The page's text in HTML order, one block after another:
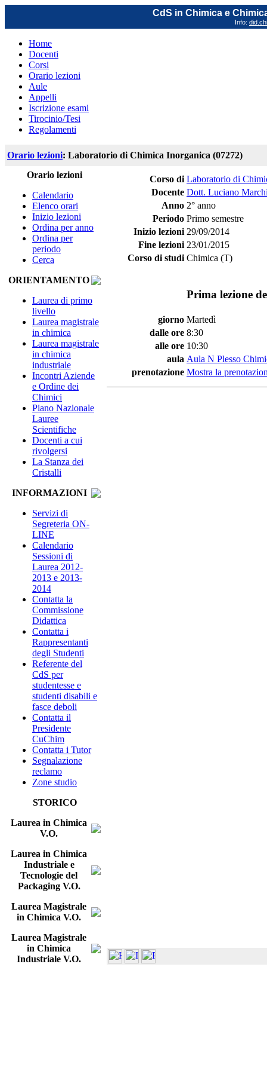
CdS in Chimica e
Info:
Home
Docenti
Corsi
Orario lezioni
Aule
Appelli
Iscrizione esami
Tirocinio/Tesi
Regolamenti
Orario lezioni: Laboratorio di Chimica Inorganica (07272)
Orario lezioni
Calendario
Elenco orari
Inizio lezioni
Ordina per anno
Ordina per
periodo
Cerca
ORIENTAMENTO
Laurea di primo
livello
Laurea magistrale
in chimica
Laurea magistrale
in chimica
industriale
Incontri Aziende
e Ordine dei
Chimici
Piano Nazionale
Lauree
Scientifiche
Docenti a cui
rivolgersi
La Stanza dei
Cristalli
INFORMAZIONI
Servizi di
Segreteria ON-
LINE
Calendario
Sessioni di
Laurea 2012-
2013 e 2013-
2014
Contatta la
Commissione
Didattica
Contatta i
Rappresentanti
degli Studenti
Referente del
CdS per
studentesse e
studenti disabili e
fasce deboli
Contatta il
Presidente
CuChim
Contatta i Tutor
Segnalazione
reclamo
Zone studio
STORICO
Laurea in Chimica
V.O.
Laurea in Chimica
Industriale e
Tecnologie del
Packaging V.O.
Laurea Magistrale
in Chimica V.O.
Laurea Magistrale
in Chimica
Industriale V.O.
Corso di Laboratorio di
Docente Dott. Luciano
Anno 2° anno
Periodo Primo semestre
Inizio lezioni 29/09/2014
Fine lezioni 23/01/2015
Corso di studi Chimica (T)
Prima lezione
giorno Martedì
dalle ore 8:30
alle ore 10:30
aula Aula N Plesso
prenotazione Mostra la